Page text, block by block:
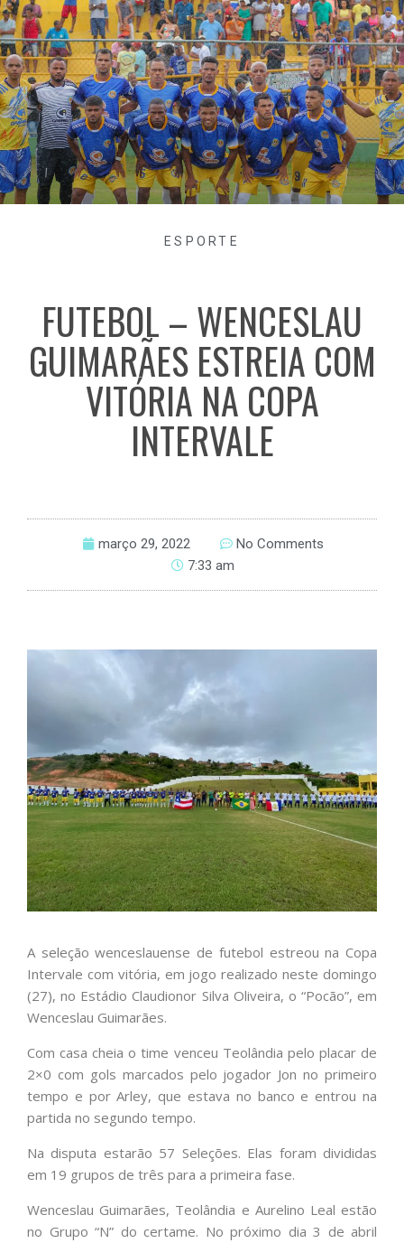
ESPORTE
FUTEBOL – WENCESLAU
GUIMARÃES ESTREIA COM
VITÓRIA NA COPA
INTERVALE
março 29, 2022
No Comments
7:33 am
A seleção wenceslauense de futebol estreou na Copa
Intervale com vitória, em jogo realizado neste domingo
(27), no Estádio Claudionor Silva Oliveira, o “Pocão”, em
Wenceslau Guimarães.
Com casa cheia o time venceu Teolândia pelo placar de
2×0 com gols marcados pelo jogador Jon no primeiro
tempo e por Arley, que estava no banco e entrou na
partida no segundo tempo.
Na disputa estarão 57 Seleções. Elas foram divididas
em 19 grupos de três para a primeira fase.
Wenceslau Guimarães, Teolândia e Aurelino Leal estão
no Grupo “N” do certame. No próximo dia 3 de abril